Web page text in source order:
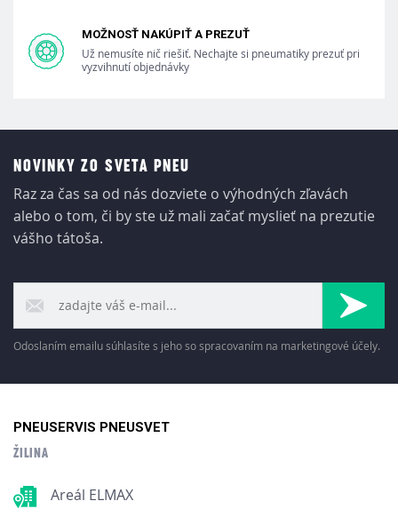
MOŽNOSŤ NAKÚPIŤ A PREZUŤ
Už nemusíte nič riešiť. Nechajte si pneumatiky prezuť pri
vyzvihnutí objednávky
NOVINKY ZO SVETA PNEU
Raz za čas sa od nás dozviete o výhodných zľavách
alebo o tom, či by ste už mali začať myslieť na prezutie
vášho tátoša.
Odoslaním emailu súhlasíte s jeho so spracovaním na marketingové účely.
PNEUSERVIS PNEUSVET
ŽILINA
Areál ELMAX